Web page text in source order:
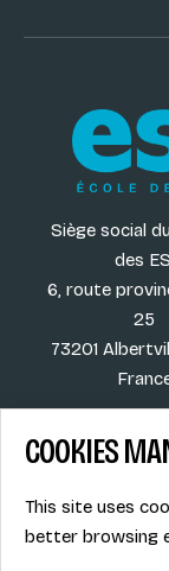
Siège social
des
6, route
25
73201
More
Job
COOKIES
This site uses
better browsing